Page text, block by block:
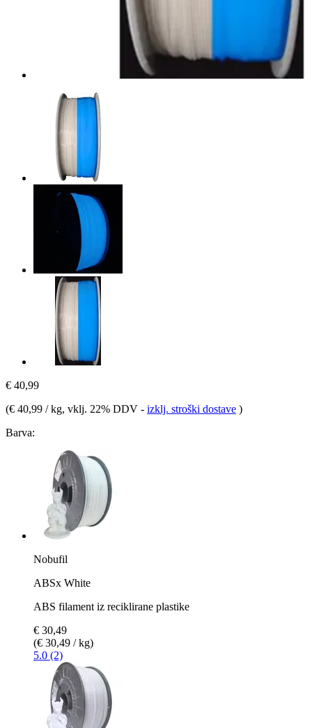
€ 40,99
(€ 40,99 / kg, vklj. 22% DDV - izklj. stroški dostave )
Barva:
Nobufil
ABSx White
ABS filament iz reciklirane plastike
€ 30,49
(€ 30,49 / kg)
5.0 (2)